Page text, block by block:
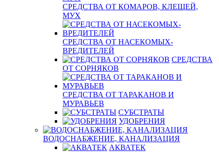
СРЕДСТВА ОТ КОМАРОВ, КЛЕЩЕЙ,
МУХ
СРЕДСТВА ОТ НАСЕКОМЫХ-
ВРЕДИТЕЛЕЙ
СРЕДСТВА
ОТ СОРНЯКОВ
СРЕДСТВА ОТ ТАРАКАНОВ И
МУРАВЬЕВ
СУБСТРАТЫ
УДОБРЕНИЯ
ВОДОСНАБЖЕНИЕ, КАНАЛИЗАЦИЯ
АКВАТЕК